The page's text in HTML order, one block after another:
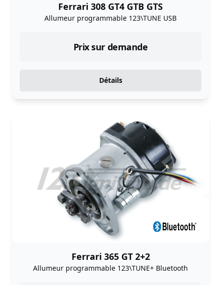
Ferrari 308 GT4 GTB GTS
Allumeur programmable 123\TUNE USB
Prix sur demande
Détails
Ferrari 365 GT 2+2
Allumeur programmable 123\TUNE+ Bluetooth